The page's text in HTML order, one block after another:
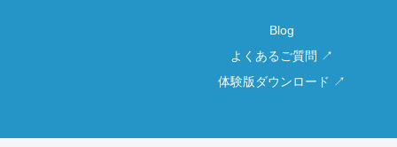
Blog
よくあるご質問 ↗
体験版ダウンロード ↗